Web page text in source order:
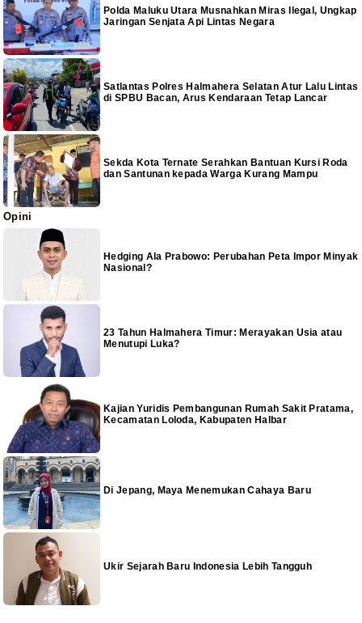
Polda Maluku Utara Musnahkan Miras Ilegal, Ungkap
Jaringan Senjata Api Lintas Negara
Satlantas Polres Halmahera Selatan Atur Lalu Lintas
di SPBU Bacan, Arus Kendaraan Tetap Lancar
Sekda Kota Ternate Serahkan Bantuan Kursi Roda
dan Santunan kepada Warga Kurang Mampu
Opini
Hedging Ala Prabowo: Perubahan Peta Impor Minyak
Nasional?
23 Tahun Halmahera Timur: Merayakan Usia atau
Menutupi Luka?
Kajian Yuridis Pembangunan Rumah Sakit Pratama,
Kecamatan Loloda, Kabupaten Halbar
Di Jepang, Maya Menemukan Cahaya Baru
Ukir Sejarah Baru Indonesia Lebih Tangguh